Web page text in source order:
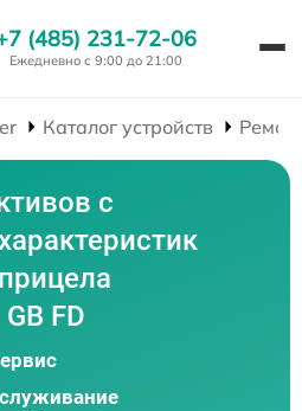
(485) 231-72-06
Ежедневно с 9:00 до 21:00
Каталог устройств
с
FD